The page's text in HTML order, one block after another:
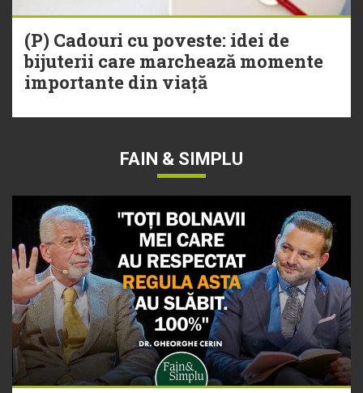
(P) Cadouri cu poveste: idei de
bijuterii care marchează momente
importante din viață
FAIN & SIMPLU